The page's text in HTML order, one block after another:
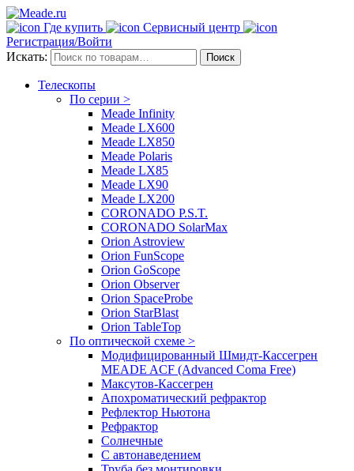
Где купить
Сервисный центр
Регистрация/Войти
Искать:
Поиск
Телескопы
По серии >
Meade Infinity
Meade LX600
Meade LX850
Meade Polaris
Meade LX85
Meade LX90
Meade LX200
CORONADO P.S.T.
CORONADO SolarMax
Orion Astroview
Orion FunScope
Orion GoScope
Orion Observer
Orion SpaceProbe
Orion StarBlast
Orion TableTop
По оптической схеме >
Модифицированный Шмидт-Кассегрен
MEADE ACF (Advanced Coma Free)
Максутов-Кассегрен
Апохроматический рефрактор
Рефлектор Ньютона
Рефрактор
Солнечные
С автонаведением